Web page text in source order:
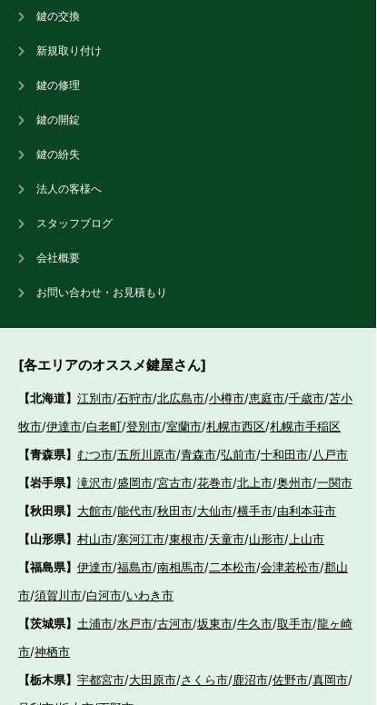
鍵の交換
新規取り付け
鍵の修理
鍵の開錠
鍵の紛失
法人の客様へ
スタッフブログ
会社概要
お問い合わせ・お見積もり
[各エリアのオススメ鍵屋さん]
【北海道】 江別市/石狩市/北広島市/小樽市/恵庭市/千歳市/苫小
牧市/伊達市/白老町/登別市/室蘭市/札幌市西区/札幌市手稲区
【青森県】 むつ市/五所川原市/青森市/弘前市/十和田市/八戸市
【岩手県】 滝沢市/盛岡市/宮古市/花巻市/北上市/奥州市/一関市
【秋田県】 大館市/能代市/秋田市/大仙市/横手市/由利本荘市
【山形県】 村山市/寒河江市/東根市/天童市/山形市/ 上山市
【福島県】 伊達市/福島市/南相馬市/二本松市/会津若松市/郡山
市/須賀川市/白河市/いわき市
【茨城県】 土浦市/水戸市/古河市/坂東市/牛久市/取手市/龍ヶ崎
市/神栖市
【栃木県】 宇都宮市/大田原市/さくら市/鹿沼市/佐野市/真岡市/